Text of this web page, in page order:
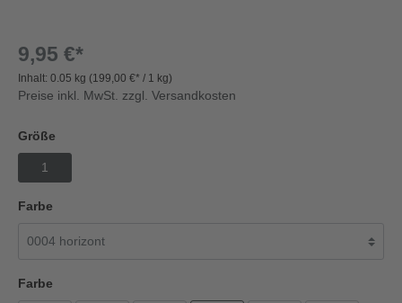
9,95 €*
Inhalt: 0.05 kg (199,00 €* / 1 kg)
Preise inkl. MwSt. zzgl. Versandkosten
Größe
1
Farbe
Farbe